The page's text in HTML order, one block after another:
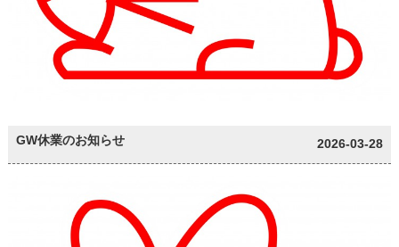
GW休業のお知らせ 2026-03-28